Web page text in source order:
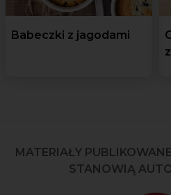
Babeczki z jagodami
MATERIAŁY
STANOWIĄ